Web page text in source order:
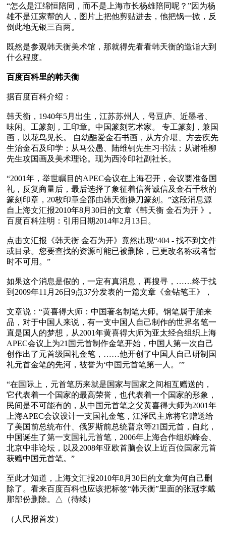
“怎么是江绵恒陪同，而不是上海市长杨雄陪同呢？”因为杨
雄不是江家帮的人，图片上把他剪贴进去，他把锅一掀，反
倒此地无银三百两。
既然是参观韩天衡美术馆，那就得先看看韩天衡的造诣大到
什么程度。
百度百科里的韩天衡
据百度百科介绍：
韩天衡，1940年5月出生，江苏苏州人，号豆庐、近墨者、
味闲。工篆刻，工印章。中国篆刻艺术家。 专工篆刻，兼国
画，以花鸟见长。 自幼酷爱金石书画，从方介堪、方去疾先
生治金石及印学；从马公愚、陆维钊先生习书法；从谢稚柳
先生攻国画及美术理论。现为西泠印社副社长。
“2001年，举世瞩目的APEC会议在上海召开，会议要准备国
礼，反复商量后，最后选择了象征着信誉诚信及金石千秋的
篆刻印章，20枚印章全部由韩天衡操刀篆刻。”这段消息源
自上海文汇报2010年8月30日的文章《韩天衡 金石为开 》。
百度百科注明：引用日期2014年2月13日。
点击文汇报《韩天衡 金石为开》竟然出现“404 - 找不到文件
或目录。您要查找的资源可能已被删除，已更改名称或者暂
时不可用。”
如果这个消息是假的，一定有真消息，再搜寻，……终于找
到2009年11月26日9点37分发表的一篇文章《金钻笔王》，
文章说：“黄喜得大师：中国著名制笔大师。钢笔属于舶来
品，对于中国人来说，有一支中国人自己制作的世界名笔一
直是国人的梦想，从2001年黄喜得大师为亚太经合组织上海
APEC会议上为21国元首制作金笔开始，中国人第一次自己
创作出了元首级国礼金笔，……他开创了中国人自己研制国
礼元首金笔的先河，被誉为‘中国元首笔第一人。’”
“在国际上，元首笔历来就是国家与国家之间相互赠送的，
它代表着一个国家的最高荣誉，也代表着一个国家的形象，
民间是不可能有的，从中国元首笔之父黄喜得大师为2001年
上海APEC会议设计一支国礼金笔，江泽民主席将它赠送给
了美国前总统布什、俄罗斯前总统普京等21国元首，自此，
中国诞生了第一支国礼元首笔，2006年上海合作组织峰会、
北京中非论坛，以及2008年亚欧首脑会议上近百位国家元首
获赠中国元首笔。”
至此才知道，上海文汇报2010年8月30日的文章为何自己删
除了。看来百度百科也应该把标签“韩天衡”里面的张冠李戴
那部份删除。△（待续）